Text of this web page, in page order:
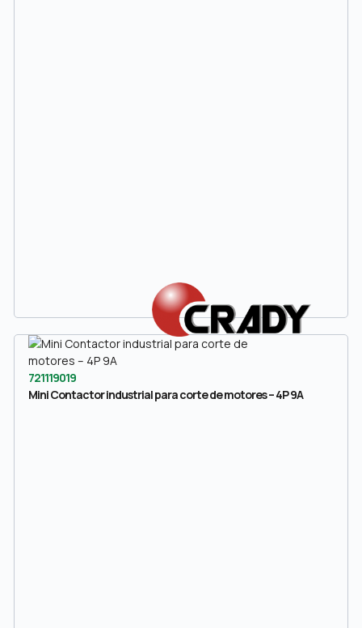
721119019
Mini Contactor industrial para corte de motores – 4P 9A